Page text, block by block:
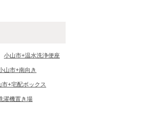
小山市+温水洗浄便座
山市+南向き
市+宅配ボックス
濯機置き場